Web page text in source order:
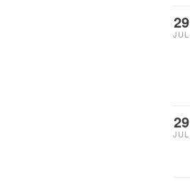
29
JUL
29
JUL